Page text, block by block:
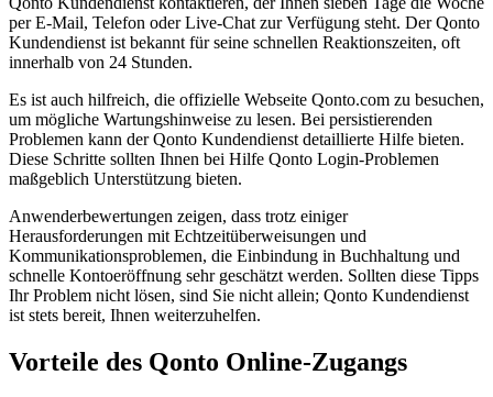
per E-Mail, Telefon oder Live-Chat zur Verfügung steht. Der Qonto
Kundendienst ist bekannt für seine schnellen Reaktionszeiten, oft
innerhalb von 24 Stunden.
Es ist auch hilfreich, die offizielle Webseite Qonto.com zu besuchen,
um mögliche Wartungshinweise zu lesen. Bei persistierenden
Problemen kann der Qonto Kundendienst detaillierte Hilfe bieten.
Diese Schritte sollten Ihnen bei Hilfe Qonto Login-Problemen
maßgeblich Unterstützung bieten.
Anwenderbewertungen zeigen, dass trotz einiger
Herausforderungen mit Echtzeitüberweisungen und
Kommunikationsproblemen, die Einbindung in Buchhaltung und
schnelle Kontoeröffnung sehr geschätzt werden. Sollten diese Tipps
Ihr Problem nicht lösen, sind Sie nicht allein; Qonto Kundendienst
ist stets bereit, Ihnen weiterzuhelfen.
Vorteile des Qonto Online-Zugangs